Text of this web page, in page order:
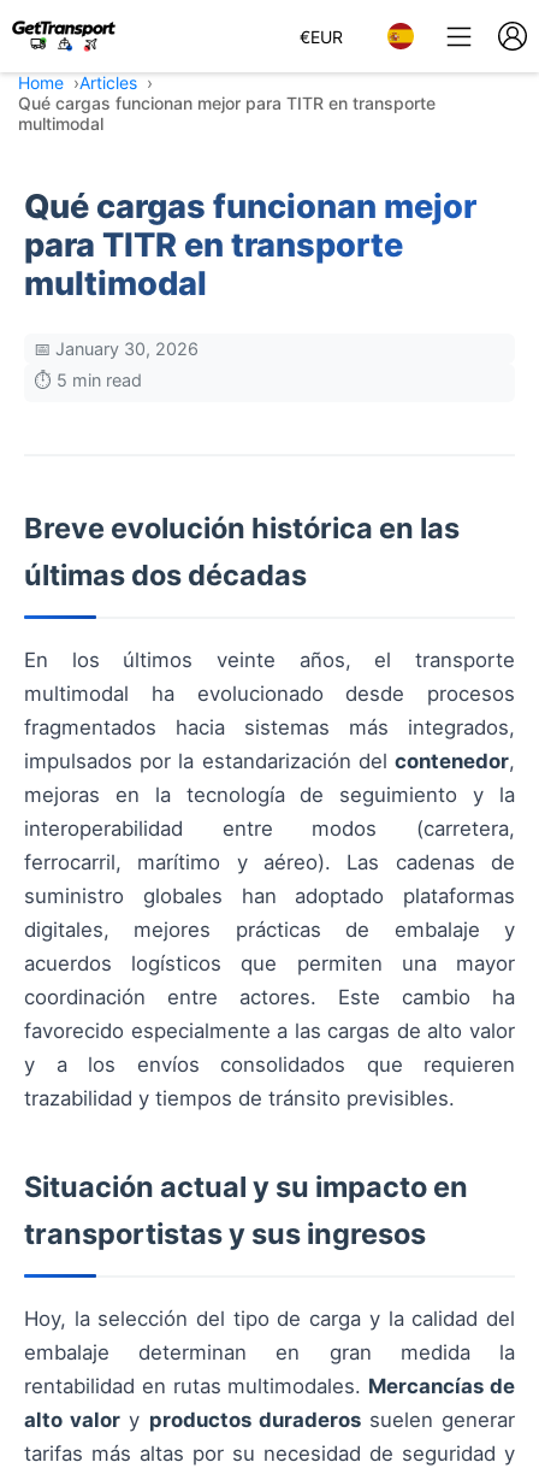
€EUR
Home
Articles
Qué cargas funcionan mejor para TITR en transporte
multimodal
Qué cargas funcionan mejor
para TITR en transporte
multimodal
📅 January 30, 2026
⏱️ 5 min read
Breve evolución histórica en las
últimas dos décadas
En los últimos veinte años, el transporte
multimodal ha evolucionado desde procesos
fragmentados hacia sistemas más integrados,
impulsados por la estandarización del contenedor,
mejoras en la tecnología de seguimiento y la
interoperabilidad entre modos (carretera,
ferrocarril, marítimo y aéreo). Las cadenas de
suministro globales han adoptado plataformas
digitales, mejores prácticas de embalaje y
acuerdos logísticos que permiten una mayor
coordinación entre actores. Este cambio ha
favorecido especialmente a las cargas de alto valor
y a los envíos consolidados que requieren
trazabilidad y tiempos de tránsito previsibles.
Situación actual y su impacto en
transportistas y sus ingresos
Hoy, la selección del tipo de carga y la calidad del
embalaje determinan en gran medida la
rentabilidad en rutas multimodales. Mercancías de
alto valor y productos duraderossuelen generar
tarifas más altas por su necesidad de seguridad y